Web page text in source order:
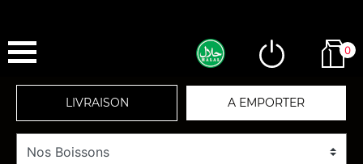
0
LIVRAISON A EMPORTER